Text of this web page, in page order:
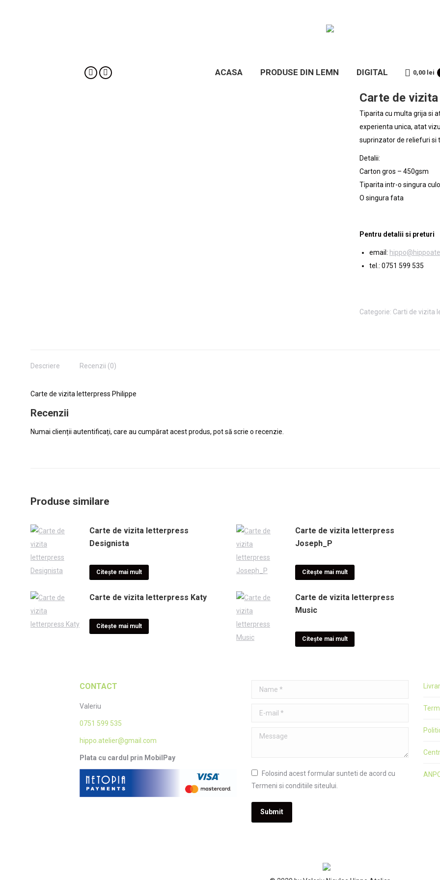
ACASA PRODUSE DIN LEMN DIGITAL 0,00 lei
Carte de
Tiparita cu multa grija si
experienta unica, atat
suprinzator de reliefuri si
Detalii:
Carton gros – 450gsm
Tiparita intr-o singura
O singura fata
Pentru detalii si preturi
email:
tel.: 0751 599 535
Categorie: Carti de vizita
Descriere Recenzii (0)
Carte de vizita letterpress Philippe
Recenzii
Numai clienții autentificați, care au cumpărat acest produs, pot să scrie o recenzie.
Produse similare
Carte de vizita letterpress
Designista
Citește mai mult
Carte de vizita letterpress
Joseph_P
Citește mai mult
Carte de vizita letterpress Katy
Citește mai mult
Carte de vizita letterpress
Music
Citește mai mult
CONTACT
Valeriu
0751 599 535
hippo.atelier@gmail.com
Plata cu cardul prin MobilPay
Name *
E-mail *
Message
Folosind acest formular sunteti de acord cu
Termeni si conditiile siteului.
Submit